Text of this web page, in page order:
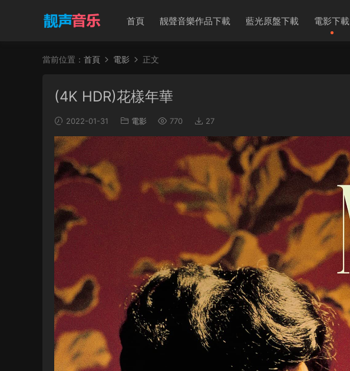
首頁 靓聲音樂作品下載 藍光原盤下載 電影下載
當前位置： 首頁 電影 正文
(4K HDR)花樣年華
2022-01-31 電影 770 27